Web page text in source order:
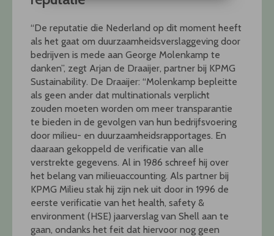
“De reputatie die Nederland op dit moment heeft
als het gaat om duurzaamheidsverslaggeving door
bedrijven is mede aan George Molenkamp te
danken”, zegt Arjan de Draaijer, partner bij KPMG
Sustainability. De Draaijer: “Molenkamp bepleitte
als geen ander dat multinationals verplicht
zouden moeten worden om meer transparantie
te bieden in de gevolgen van hun bedrijfsvoering
door milieu- en duurzaamheidsrapportages. En
daaraan gekoppeld de verificatie van alle
verstrekte gegevens. Al in 1986 schreef hij over
het belang van milieuaccounting. Als partner bij
KPMG Milieu stak hij zijn nek uit door in 1996 de
eerste verificatie van het health, safety &
environment (HSE) jaarverslag van Shell aan te
gaan, ondanks het feit dat hiervoor nog geen